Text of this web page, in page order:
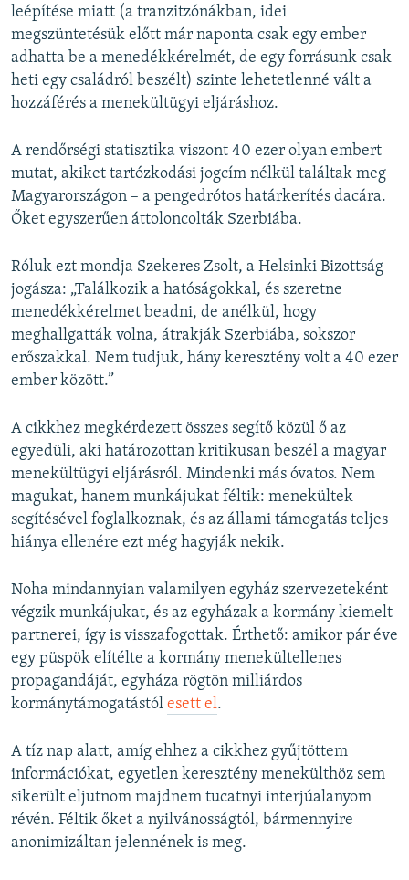
leépítése miatt (a tranzitzónákban, idei
megszüntetésük előtt már naponta csak egy ember
adhatta be a menedékkérelmét, de egy forrásunk csak
heti egy családról beszélt) szinte lehetetlenné vált a
hozzáférés a menekültügyi eljáráshoz.
A rendőrségi statisztika viszont 40 ezer olyan embert
mutat, akiket tartózkodási jogcím nélkül találtak meg
Magyarországon – a pengedrótos határkerítés dacára.
Őket egyszerűen áttoloncolták Szerbiába.
Róluk ezt mondja Szekeres Zsolt, a Helsinki Bizottság
jogásza: „Találkozik a hatóságokkal, és szeretne
menedékkérelmet beadni, de anélkül, hogy
meghallgatták volna, átrakják Szerbiába, sokszor
erőszakkal. Nem tudjuk, hány keresztény volt a 40 ezer
ember között.”
A cikkhez megkérdezett összes segítő közül ő az
egyedüli, aki határozottan kritikusan beszél a magyar
menekültügyi eljárásról. Mindenki más óvatos. Nem
magukat, hanem munkájukat féltik: menekültek
segítésével foglalkoznak, és az állami támogatás teljes
hiánya ellenére ezt még hagyják nekik.
Noha mindannyian valamilyen egyház szervezeteként
végzik munkájukat, és az egyházak a kormány kiemelt
partnerei, így is visszafogottak. Érthető: amikor pár éve
egy püspök elítélte a kormány menekültellenes
propagandáját, egyháza rögtön milliárdos
kormánytámogatástól esett el.
A tíz nap alatt, amíg ehhez a cikkhez gyűjtöttem
információkat, egyetlen keresztény menekülthöz sem
sikerült eljutnom majdnem tucatnyi interjúalanyom
révén. Féltik őket a nyilvánosságtól, bármennyire
anonimizáltan jelennének is meg.